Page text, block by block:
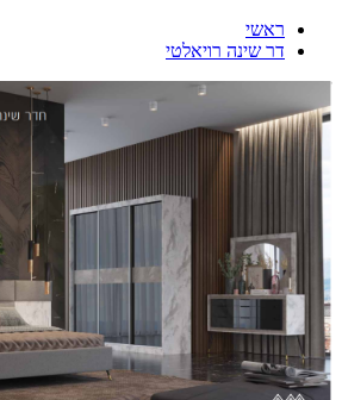
ראשי
דר שינה רויאלטי